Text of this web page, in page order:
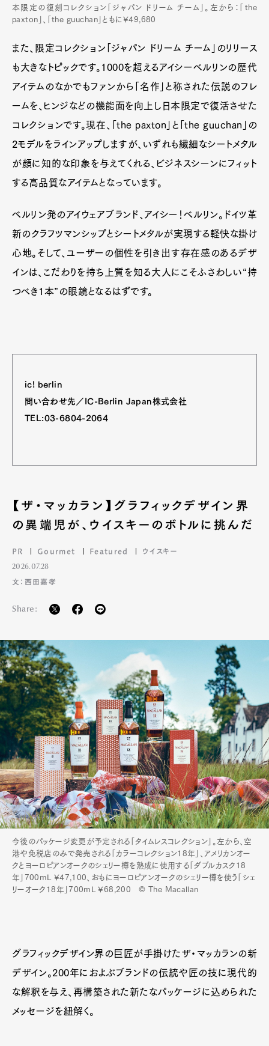
本限定の復刻コレクション「ジャパン ドリーム チーム」。左から：「the
paxton」、「the guuchan」ともに¥49,680
また、限定コレクション「ジャパン ドリーム チーム」のリリース
も大きなトピックです。1000を超えるアイシーベルリンの歴代
アイテムのなかでもファンから「名作」と称された伝説のフレ
ームを、ヒンジなどの機能面を向上し日本限定で復活させた
コレクションです。現在、「the paxton」と「the guuchan」の
2モデルをラインアップしますが、いずれも繊細なシートメタル
が顔に知的な印象を与えてくれる、ビジネスシーンにフィット
する高品質なアイテムとなっています。
ベルリン発のアイウェアブランド、アイシー！ベルリン。ドイツ革
新のクラフツマンシップとシートメタルが実現する軽快な掛け
心地。そして、ユーザーの個性を引き出す存在感のあるデザ
インは、こだわりを持ち上質を知る大人にこそふさわしい“持
つべき1本”の眼鏡となるはずです。
ic! berlin
問い合わせ先／IC-Berlin Japan株式会社
TEL:03-6804-2064
【ザ・マッカラン】グラフィックデザイン界
の異端児が、ウイスキーのボトルに挑んだ
PR Gourmet Featured ウイスキー
2026.07.28
文：西田嘉孝
Share:
今後のパッケージ変更が予定される「タイムレスコレクション」。左から、空
港や免税店のみで発売される「カラーコレクション18年」、アメリカンオー
クとヨーロピアンオークのシェリー樽を熟成に使用する「ダブルカスク18
年」700mL ¥47,100、おもにヨーロピアンオークのシェリー樽を使う「シェ
リーオーク18年」700mL ¥68,200 © The Macallan
グラフィックデザイン界の巨匠が手掛けたザ・マッカランの新
デザイン。200年におよぶブランドの伝統や匠の技に現代的
な解釈を与え、再構築された新たなパッケージに込められた
メッセージを紐解く。